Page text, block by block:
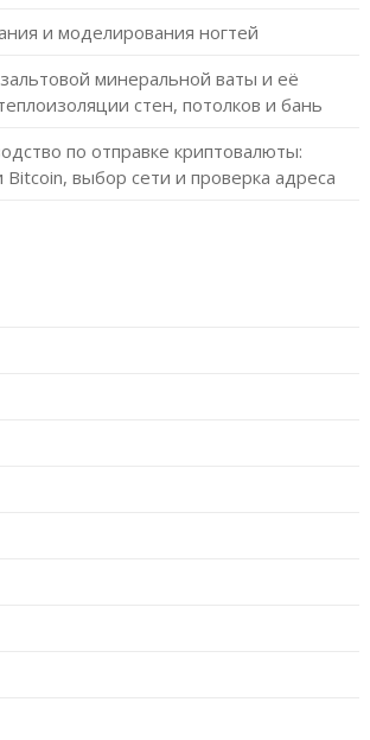
и моделирования ногтей
минеральной ваты и её
стен, потолков и бань
по отправке криптовалюты:
выбор сети и проверка адреса